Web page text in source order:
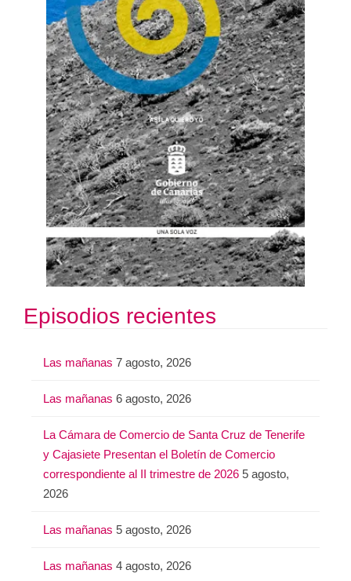
Episodios recientes
Las mañanas 7 agosto, 2026
Las mañanas 6 agosto, 2026
La Cámara de Comercio de Santa Cruz de Tenerife
y Cajasiete Presentan el Boletín de Comercio
correspondiente al II trimestre de 2026 5 agosto,
2026
Las mañanas 5 agosto, 2026
Las mañanas 4 agosto, 2026